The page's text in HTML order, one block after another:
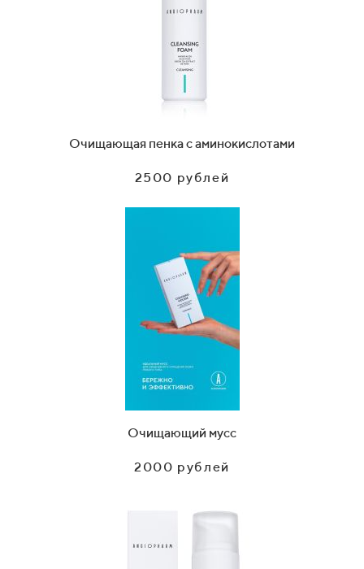
Очищающая пенка с аминокислотами
2500 рублей
Очищающий мусс
2000 рублей